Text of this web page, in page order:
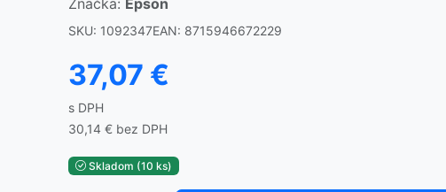
Značka: Epson
SKU: 1092347EAN: 8715946672229
37,07 €
s DPH
30,14 € bez DPH
Skladom (10 ks)